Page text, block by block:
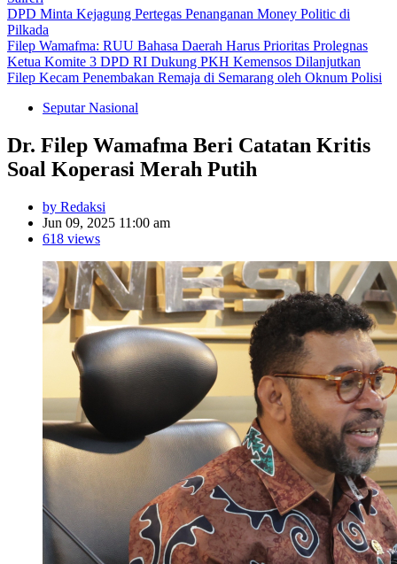
DPD Minta Kejagung Pertegas Penanganan Money Politic di
Pilkada
Filep Wamafma: RUU Bahasa Daerah Harus Prioritas Prolegnas
Ketua Komite 3 DPD RI Dukung PKH Kemensos Dilanjutkan
Filep Kecam Penembakan Remaja di Semarang oleh Oknum Polisi
Seputar Nasional
Dr. Filep Wamafma Beri Catatan Kritis
Soal Koperasi Merah Putih
by Redaksi
Jun 09, 2025 11:00 am
618 views